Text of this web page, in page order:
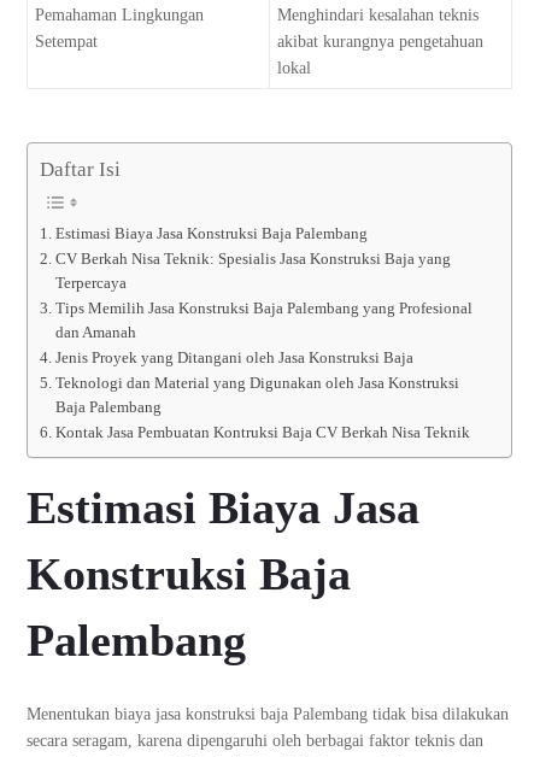
Pemahaman Lingkungan
Setempat
Menghindari kesalahan teknis
akibat kurangnya pengetahuan
lokal
Daftar Isi
Estimasi Biaya Jasa Konstruksi Baja Palembang
CV Berkah Nisa Teknik: Spesialis Jasa Konstruksi Baja yang
Terpercaya
Tips Memilih Jasa Konstruksi Baja Palembang yang Profesional
dan Amanah
Jenis Proyek yang Ditangani oleh Jasa Konstruksi Baja
Teknologi dan Material yang Digunakan oleh Jasa Konstruksi
Baja Palembang
Kontak Jasa Pembuatan Kontruksi Baja CV Berkah Nisa Teknik
Estimasi Biaya Jasa
Konstruksi Baja
Palembang
Menentukan biaya jasa konstruksi baja Palembang tidak bisa dilakukan
secara seragam, karena dipengaruhi oleh berbagai faktor teknis dan